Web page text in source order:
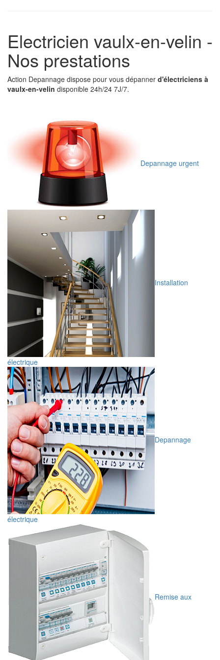
Electricien vaulx-en-velin -
Nos prestations
Action Depannage dispose pour vous dépanner d'électriciens à
vaulx-en-velin disponible 24h/24 7J/7.
Depannage urgent
Installation
électrique
Depannage
électrique
Remise aux